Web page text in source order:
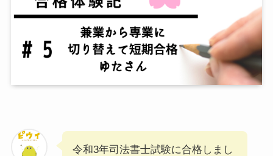
令和3年司法書士試験に合格しまし